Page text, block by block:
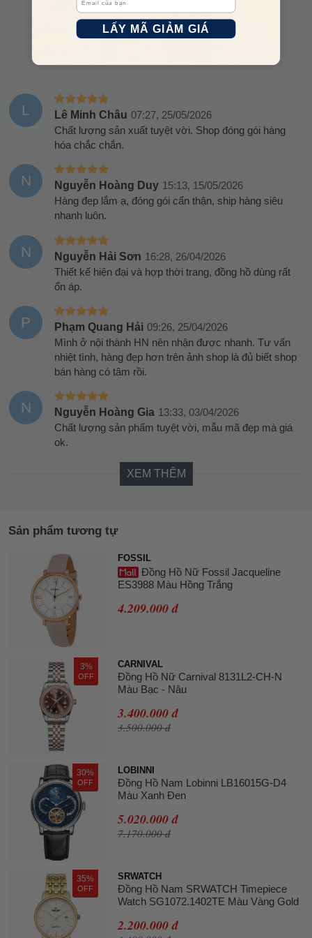
Chia sẻ nhận xét về sản phẩm
L Lê Minh Châu 07:27, 25/05/2026
Chất lượng sản xuất tuyệt vời. Shop đóng gói hàng
hóa chắc chắn.
N Nguyễn Hoàng Duy 15:13, 15/05/2026
Hàng đẹp lắm ạ, đóng gói cẩn thận, ship hàng siêu
nhanh luôn.
N Nguyễn Hải Sơn 16:28, 26/04/2026
Thiết kế hiện đại và hợp thời trang, đồng hồ dùng rất
ổn áp.
P Phạm Quang Hải 09:26, 25/04/2026
Mình ở nội thành HN nên nhận được nhanh. Tư vấn
nhiệt tình, hàng đẹp hơn trên ảnh shop là đủ biết shop
bán hàng có tâm rồi.
N Nguyễn Hoàng Gia 13:33, 03/04/2026
Chất lượng sản phẩm tuyệt vời, mẫu mã đẹp mà giá
ok.
XEM THÊM
Sản phẩm tương tự
FOSSIL
Đồng Hồ Nữ Fossil Jacqueline
ES3988 Màu Hồng Trắng
4.209.000 đ
3%
OFF
CARNIVAL
Đồng Hồ Nữ Carnival 8131L2-CH-N
Màu Bạc - Nâu
3.400.000 đ
3.500.000 đ
30%
OFF
LOBINNI
Đồng Hồ Nam Lobinni LB16015G-D4
Màu Xanh Đen
5.020.000 đ
7.170.000 đ
35%
OFF
SRWATCH
Đồng Hồ Nam SRWATCH Timepiece
Watch SG1072.1402TE Màu Vàng Gold
2.200.000 đ
LẤY MÃ GIẢM GIÁ